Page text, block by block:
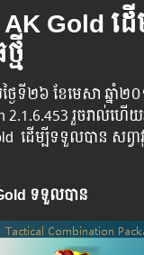
AK Gold ដ
មី
ៃ​​ទី២៦ ខែមេសា ឆ្នាំ​២០
2.1.6.453 រួច​​រាល់​​ហើ
ដើម្បី​​ទទួល​​បាន​ ​សព្វ
ទទួលបាន